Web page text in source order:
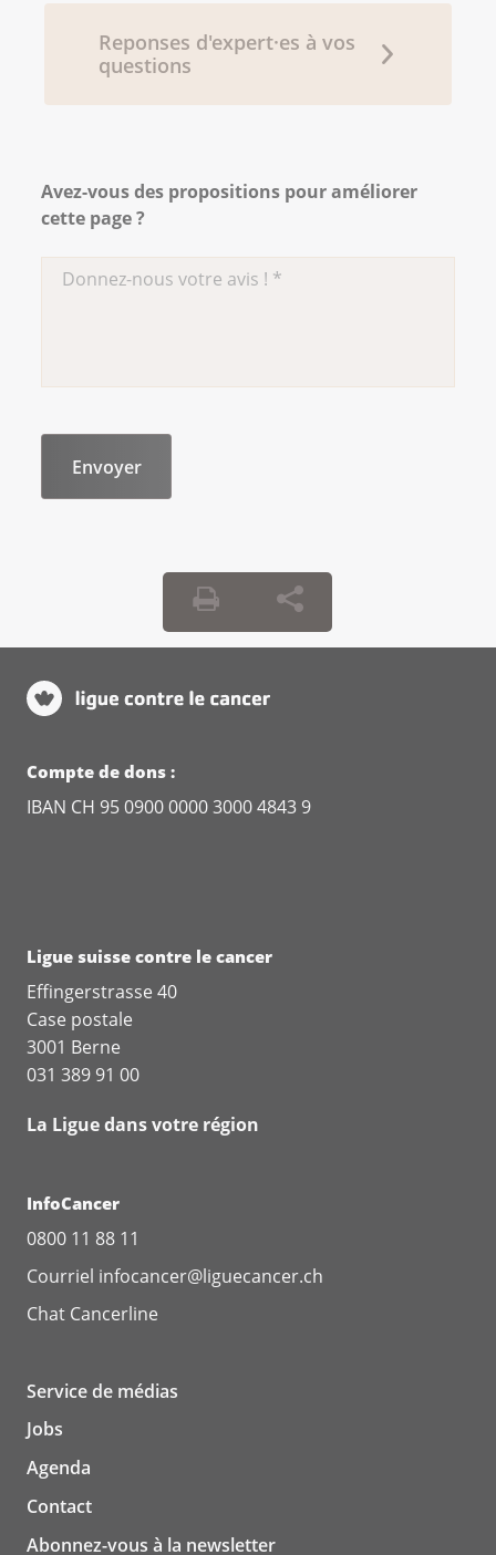
Reponses d'expert·es à vos
questions
Avez-vous des propositions pour améliorer
cette page ?
Compte de dons :
IBAN CH 95 0900 0000 3000 4843 9
Ligue suisse contre le cancer
Effingerstrasse 40
Case postale
3001 Berne
031 389 91 00
La Ligue dans votre région
InfoCancer
0800 11 88 11
Courriel infocancer@liguecancer.ch
Chat Cancerline
Service de médias
Jobs
Agenda
Contact
Abonnez-vous à la newsletter